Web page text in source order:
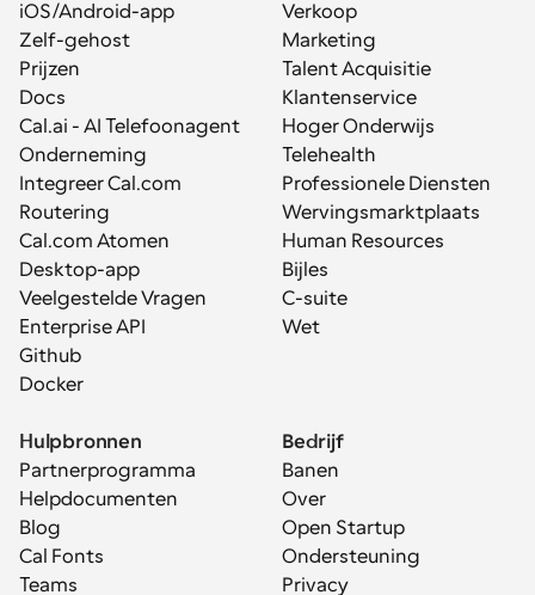
iOS/Android-app
Zelf-gehost
Prijzen
Docs
Cal.ai - AI Telefoonagent
Onderneming
Integreer Cal.com
Routering
Cal.com Atomen
Desktop-app
Veelgestelde Vragen
Enterprise API
Github
Docker
Verkoop
Marketing
Talent Acquisitie
Klantenservice
Hoger Onderwijs
Telehealth
Professionele Diensten
Wervingsmarktplaats
Human Resources
Bijles
C-suite
Wet
Hulpbronnen
Partnerprogramma
Helpdocumenten
Blog
Cal Fonts
Teams
Bedrijf
Banen
Over
Open Startup
Ondersteuning
Privacy